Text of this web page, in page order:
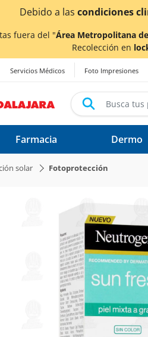
fuera del "Área Metropolitana
Recolección en
Servicios Médicos Foto Impresiones
Farmacia Dermo
solar Fotoprotección